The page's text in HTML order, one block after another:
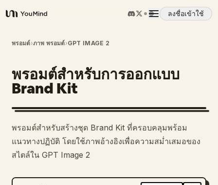
YouMind
ลงชื่อเข้าใช้
ภาพรวม
กรณีการใช้งาน
ทักษะ
พรอมต์
พรอมต์›ภาพ พรอมต์›GPT IMAGE 2
พรอมต์สำหรับการออกแบบ
Brand Kit
พรอมต์สำหรับสร้างชุด Brand Kit ที่ครอบคลุมพร้อม
แนวทางปฏิบัติ โดยใช้ภาพอ้างอิงเพื่อความสม่ำเสมอของ
สไตล์ใน GPT Image 2